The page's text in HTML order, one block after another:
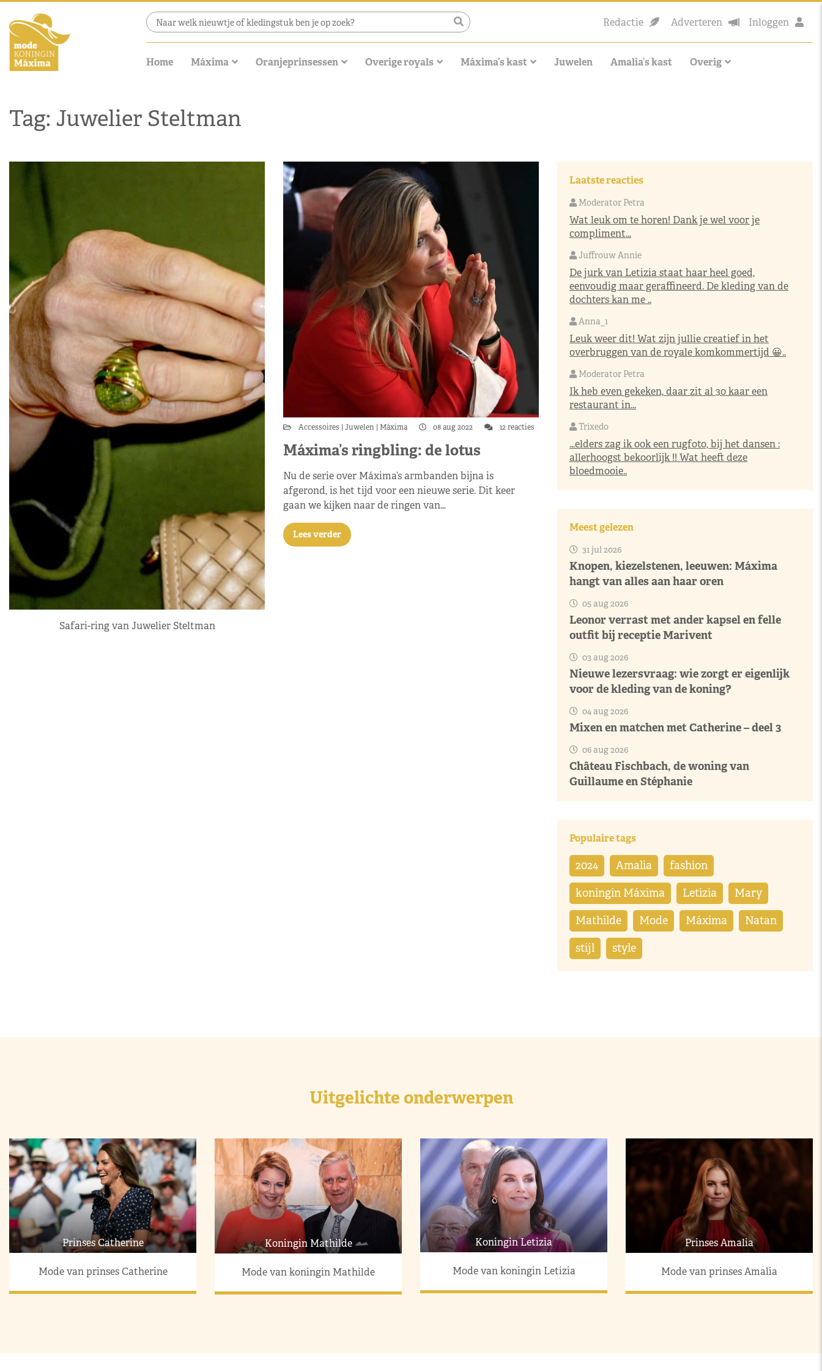
Redactie Adverteren Inloggen
Home Máxima Oranjeprinsessen Overige royals Máxima’s kast Juwelen Amalia’s kast Overig
Tag: Juwelier Steltman
Safari-ring van Juwelier Steltman
Accessoires Juwelen Máxima 08 aug 2022 12 reacties
Máxima’s ringbling: de lotus
Nu de serie over Máxima’s armbanden bijna is
afgerond, is het tijd voor een nieuwe serie. Dit keer
gaan we kijken naar de ringen van…
Lees verder
Laatste reacties
Moderator Petra
Wat leuk om te horen! Dank je wel voor je
compliment...
Juffrouw Annie
De jurk van Letizia staat haar heel goed,
eenvoudig maar geraffineerd. De kleding van de
dochters kan me ..
Anna_1
Leuk weer dit! Wat zijn jullie creatief in het
overbruggen van de royale komkommertijd 😀..
Moderator Petra
Ik heb even gekeken, daar zit al 30 kaar een
restaurant in...
Trixedo
...elders zag ik ook een rugfoto, bij het dansen :
allerhoogst bekoorlijk !! Wat heeft deze
bloedmooie..
Meest gelezen
31 jul 2026
Knopen, kiezelstenen, leeuwen: Máxima
hangt van alles aan haar oren
05 aug 2026
Leonor verrast met ander kapsel en felle
outfit bij receptie Marivent
03 aug 2026
Nieuwe lezersvraag: wie zorgt er eigenlijk
voor de kleding van de koning?
04 aug 2026
Mixen en matchen met Catherine – deel 3
06 aug 2026
Château Fischbach, de woning van
Guillaume en Stéphanie
Populaire tags
2024 Amalia fashion
koningin Máxima Letizia Mary
Mathilde Mode Máxima Natan
stijl style
Uitgelichte onderwerpen
Prinses Catherine
Mode van prinses Catherine
Koningin Mathilde
Mode van koningin Mathilde
Koningin Letizia
Mode van koningin Letizia
Prinses Amalia
Mode van prinses Amalia